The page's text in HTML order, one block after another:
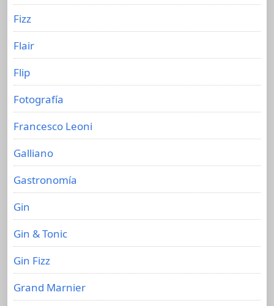
Fizz
Flair
Flip
Fotografía
Francesco Leoni
Galliano
Gastronomía
Gin
Gin & Tonic
Gin Fizz
Grand Marnier